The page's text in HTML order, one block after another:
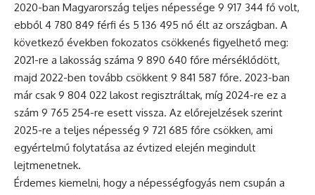
2020-ban Magyarország teljes népessége 9 917 344 fő volt,
ebből 4 780 849 férfi és 5 136 495 nő élt az országban. A
következő években fokozatos csökkenés figyelhető meg:
2021-re a lakosság száma 9 890 640 főre mérséklődött,
majd 2022-ben tovább csökkent 9 841 587 főre. 2023-ban
már csak 9 804 022 lakost regisztráltak, míg 2024-re ez a
szám 9 765 254-re esett vissza. Az előrejelzések szerint
2025-re a teljes népesség 9 721 685 főre csökken, ami
egyértelmű folytatása az évtized elején megindult
lejtmenetnek.
Érdemes kiemelni, hogy a népességfogyás nem csupán a